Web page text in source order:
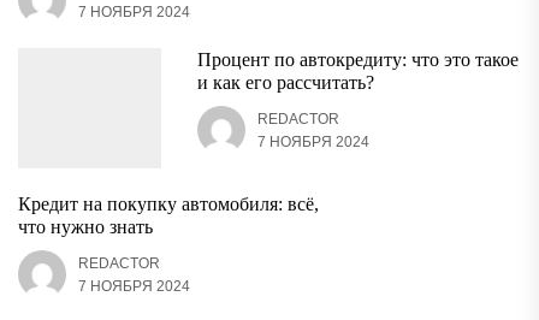
7 НОЯБРЯ 2024
Процент по автокредиту: что это такое
и как его рассчитать?
REDACTOR
7 НОЯБРЯ 2024
Кредит на покупку автомобиля: всё,
что нужно знать
REDACTOR
7 НОЯБРЯ 2024